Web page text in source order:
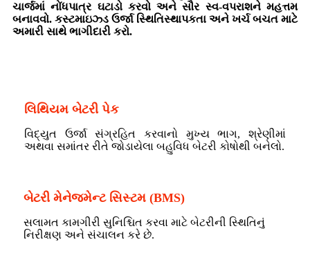
ચાર્જમાં નોંધપાત્ર ઘટાડો કરવો અને સૌર સ્વ-વપરાશને મહત્તમ
બનાવવો. કસ્ટમાઇઝ્ડ ઉર્જા સ્થિતિસ્થાપકતા અને ખર્ચ બચત માટે
અમારી સાથે ભાગીદારી કરો.
લિથિયમ બેટરી પેક
વિદ્યુત ઉર્જા સંગ્રહિત કરવાનો મુખ્ય ભાગ, શ્રેણીમાં
અથવા સમાંતર રીતે જોડાયેલા બહુવિધ બેટરી કોષોથી બનેલો.
બેટરી મેનેજમેન્ટ સિસ્ટમ (BMS)
સલામત કામગીરી સુનિશ્ચિત કરવા માટે બેટરીની સ્થિતિનું
નિરીક્ષણ અને સંચાલન કરે છે.